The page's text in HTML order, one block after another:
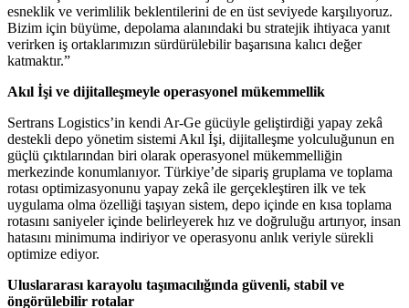
esneklik ve verimlilik beklentilerini de en üst seviyede karşılıyoruz.
Bizim için büyüme, depolama alanındaki bu stratejik ihtiyaca yanıt
verirken iş ortaklarımızın sürdürülebilir başarısına kalıcı değer
katmaktır.”
Akıl İşi ve dijitalleşmeyle operasyonel mükemmellik
Sertrans Logistics’in kendi Ar-Ge gücüyle geliştirdiği yapay zekâ
destekli depo yönetim sistemi Akıl İşi, dijitalleşme yolculuğunun en
güçlü çıktılarından biri olarak operasyonel mükemmelliğin
merkezinde konumlanıyor. Türkiye’de sipariş gruplama ve toplama
rotası optimizasyonunu yapay zekâ ile gerçekleştiren ilk ve tek
uygulama olma özelliği taşıyan sistem, depo içinde en kısa toplama
rotasını saniyeler içinde belirleyerek hız ve doğruluğu artırıyor, insan
hatasını minimuma indiriyor ve operasyonu anlık veriyle sürekli
optimize ediyor.
Uluslararası karayolu taşımacılığında güvenli, stabil ve
öngörülebilir rotalar